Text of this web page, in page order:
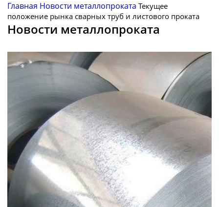
Главная Новости металлопроката Текущее
положение рынка сварных труб и листового проката
Новости металлопроката